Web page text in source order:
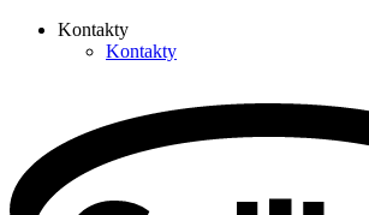
Kontakty
Kontakty